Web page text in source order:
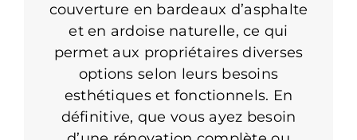
couverture en bardeaux d’asphalte
et en ardoise naturelle, ce qui
permet aux propriétaires diverses
options selon leurs besoins
esthétiques et fonctionnels. En
définitive, que vous ayez besoin